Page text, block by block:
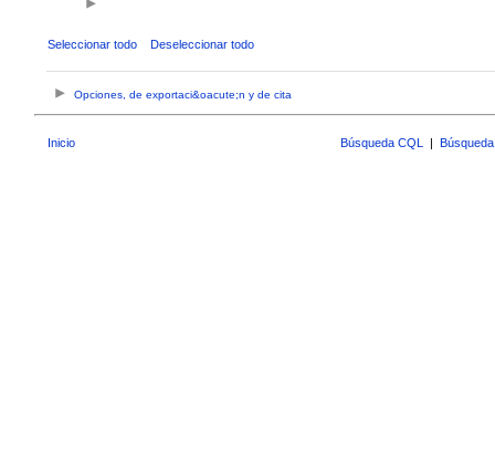
Seleccionar todo Deseleccionar todo
Opciones, de exportaci&oacute;n y de cita
Inicio Búsqueda CQL |